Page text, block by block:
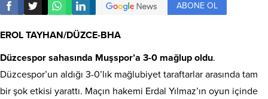
ABONE OL
EROL TAYHAN/DÜZCE-BHA
Düzcespor sahasında Muşspor’a 3-0 mağlup oldu.
Düzcespor’un aldığı 3-0’lık mağlubiyet taraftarlar arasında tam
bir şok etkisi yarattı. Maçın hakemi Erdal Yılmaz’ın oyun içinde